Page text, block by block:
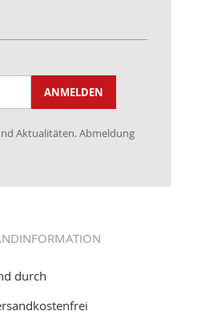
ANMELDEN
Aktualitäten. Abmeldung
durch